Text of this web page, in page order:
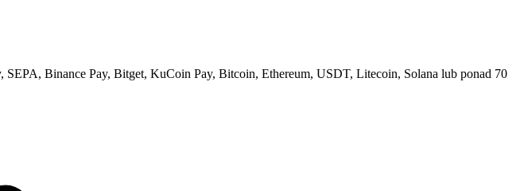
SEPA, Binance Pay, Bitget, KuCoin Pay, Bitcoin, Ethereum, USDT, Litecoin, Solana lub ponad 70